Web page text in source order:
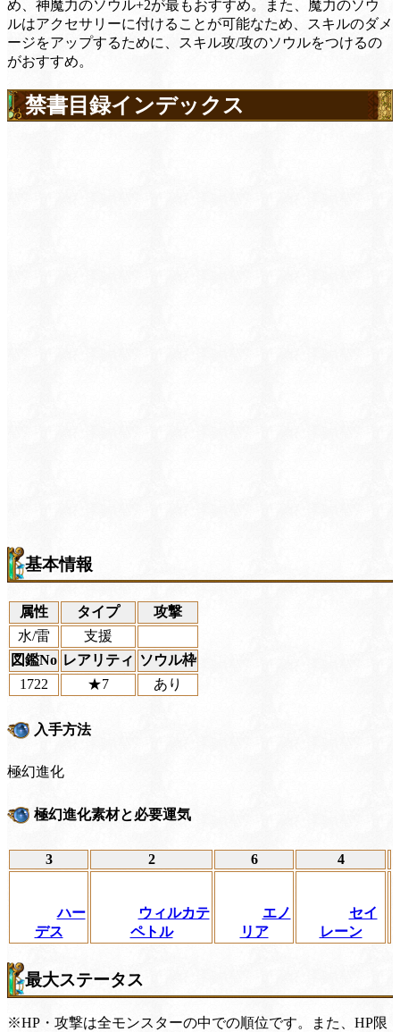
め、神魔力のソウル+2が最もおすすめ。また、魔力のソウ
ルはアクセサリーに付けることが可能なため、スキルのダメ
ージをアップするために、スキル攻/攻のソウルをつけるの
がおすすめ。
禁書目録インデックス
基本情報
属性 タイプ
攻撃
水/雷
支援
図鑑No レアリティ ソウル枠
1722
★7 あり
入手方法
極幻進化
極幻進化素材と必要運気
3 2 6 4
ハー
デス
ウィルカテ
ペトル
エノ
リア
セイ
レーン
最大ステータス
※HP・攻撃は全モンスターの中での順位です。また、HP限